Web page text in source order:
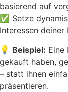
basierend auf
✅ Setze
Interessen deiner
💡 Beispiel: Eine
gekauft haben,
– statt ihnen
präsentieren.